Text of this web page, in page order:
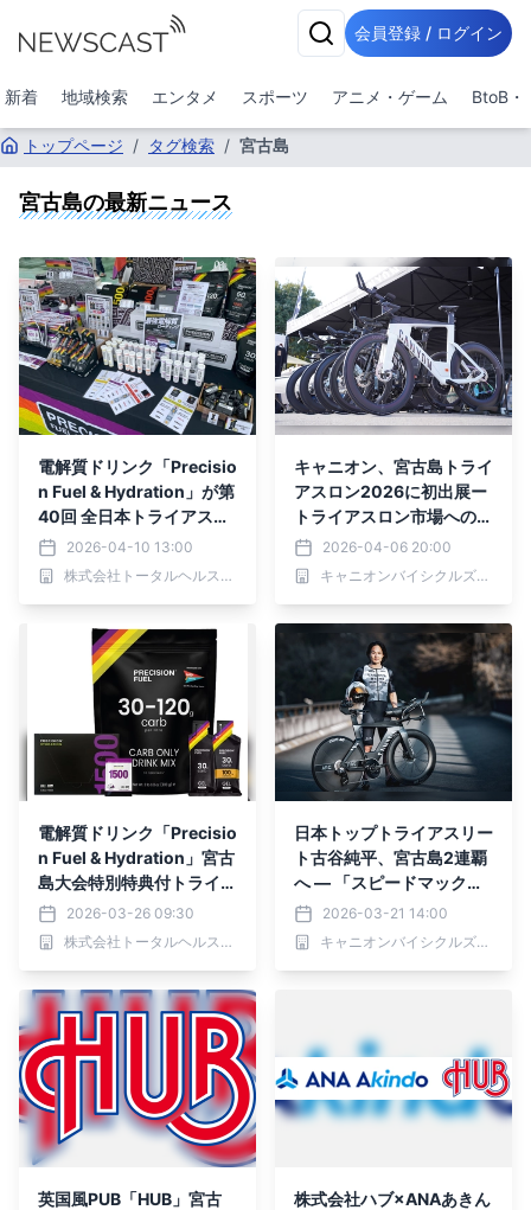
会員登録 / ログイン
新着 地域検索 エンタメ スポーツ アニメ・ゲーム BtoB・
トップページ / タグ検索 / 宮古島
宮古島の最新ニュース
電解質ドリンク「Precisio
n Fuel & Hydration」が第
40回 全日本トライアスロ
ン宮古島大会に出展しま
す！
2026-04-10 13:00
株式会社トータルヘルスコンサルティング
キャニオン、宮古島トライ
アスロン2026に初出展ー
トライアスロン市場への取
り組みを強化
2026-04-06 20:00
キャニオンバイシクルズ・ジャパン株式会社
電解質ドリンク「Precisio
n Fuel & Hydration」宮古
島大会特別特典付トライア
スロン向けお試しセット限
定販売のお知らせ
2026-03-26 09:30
株式会社トータルヘルスコンサルティング
日本トップトライアスリー
ト古谷純平、宮古島2連覇
へ — 「スピードマックス
CFR」を公開
2026-03-21 14:00
キャニオンバイシクルズ・ジャパン株式会社
英国風PUB「HUB」宮古
株式会社ハブ×ANAあきん